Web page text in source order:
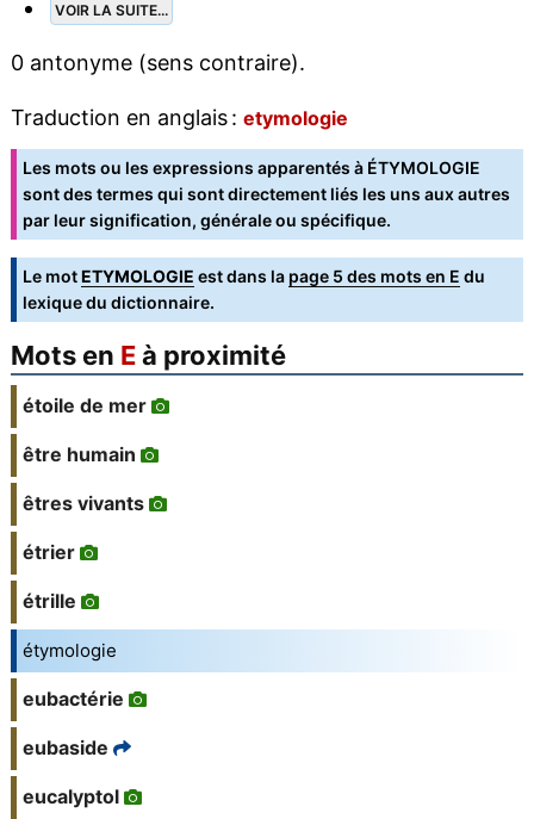
VOIR LA SUITE...
0 antonyme (sens contraire).
Traduction en anglais : etymologie
Les mots ou les expressions apparentés à ÉTYMOLOGIE
sont des termes qui sont directement liés les uns aux autres
par leur signification, générale ou spécifique.
Le motETYMOLOGIE est dans la page 5 des mots en E du
lexique du dictionnaire.
Mots en Eà proximité
étoile de mer
être humain
êtres vivants
étrier
étrille
étymologie
eubactérie
eubaside
eucalyptol